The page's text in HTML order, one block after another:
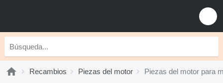
Recambios Piezas del motor Piezas del motor para